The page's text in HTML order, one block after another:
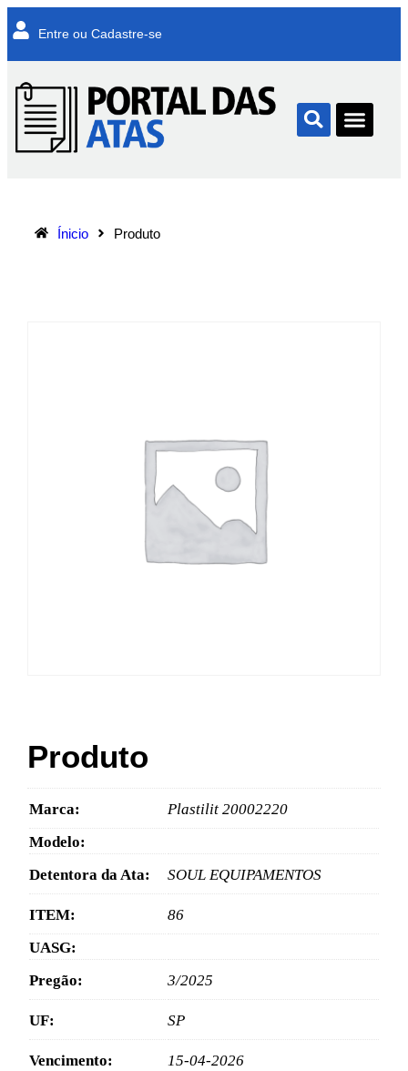
Entre ou Cadastre-se
Ínicio Produto
Produto
Marca:
Plastilit 20002220
Modelo:
Detentora da Ata:
SOUL EQUIPAMENTOS
ITEM:
86
UASG:
Pregão:
3/2025
UF: SP
Vencimento: 15-04-2026